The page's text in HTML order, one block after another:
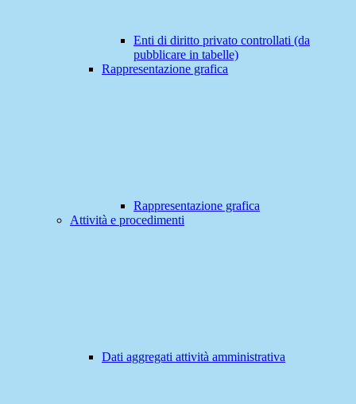
Enti di diritto privato controllati (da
pubblicare in tabelle)
Rappresentazione grafica
Rappresentazione grafica
Attività e procedimenti
Dati aggregati attività amministrativa